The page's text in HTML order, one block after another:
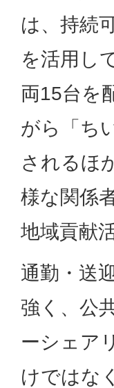
は、持続
を活用し
両15台を
がら「ち
されるほ
様な関係
地域貢献
通勤・送
強く、公
ーシェア
けではな